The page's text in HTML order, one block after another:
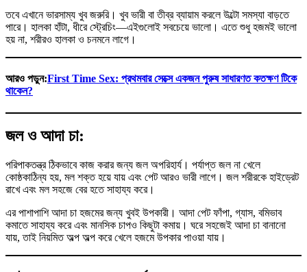
তবে এখানে ভারসাম্য খুব জরুরি। খুব ভারী বা তীব্র ব্যায়াম করলে উল্টো সমস্যা বাড়তে
পারে। হালকা হাঁটা, ধীরে স্ট্রেচিং—এইগুলোই সবচেয়ে ভালো। এতে শুধু হজমই ভালো
হয় না, শরীরও হালকা ও চনমনে লাগে।
আরও পড়ুন:First Time Sex: প্রথমবার সেক্সে একজন পুরুষ সাধারণত কতক্ষণ টিকে
থাকেন?
জল ও আদা চা:
পরিপাকতন্ত্র ঠিকভাবে কাজ করার জন্য জল অপরিহার্য। পর্যাপ্ত জল না খেলে
কোষ্ঠকাঠিন্য হয়, মল শক্ত হয়ে যায় এবং পেট আরও ভারী লাগে। জল শরীরকে হাইড্রেট
রাখে এবং মল সহজে বের হতে সাহায্য করে।
এর পাশাপাশি আদা চা হজমের জন্য খুবই উপকারী। আদা পেট ফাঁপা, গ্যাস, বমিভাব
কমাতে সাহায্য করে এবং মানসিক চাপও কিছুটা কমায়। ঘরে সহজেই আদা চা বানানো
যায়, তাই নিয়মিত অল্প অল্প করে খেলে হজমে উপকার পাওয়া যায়।